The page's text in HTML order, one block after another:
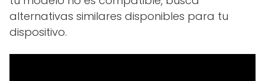
alternativas similares disponibles para tu
dispositivo.